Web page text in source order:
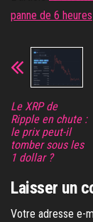
panne de 6 heures
Le XRP de
Ripple en chute :
le prix peut-il
tomber sous les
1 dollar ?
Laisser un
Votre adresse e-